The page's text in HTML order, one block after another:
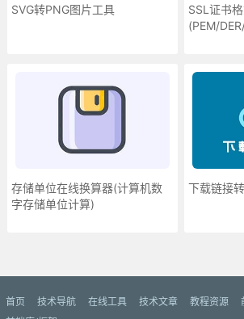
SVG转PNG图片工具
SSL证书
(PEM/
存储单位在线换算器(计算机数
字存储单位计算)
下载链接
首页 技术导航 在线工具 技术文章 教程资源